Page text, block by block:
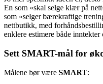
En som «skal selge klær på
som «selger bærekraftige
nettbutikk, med
enklere estimere både inntekter
Sett SMART-mål for
Målene bør være SMART: